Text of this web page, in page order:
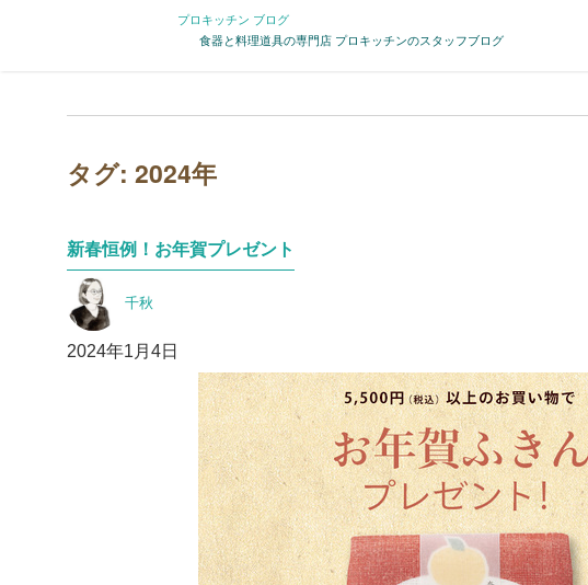
プロキッチン ブログ
食器と料理道具の専門店 プロキッチンのスタッフブログ
タグ:2024年
新春恒例！お年賀プレゼント
稿
千秋
投
2024年1月4日